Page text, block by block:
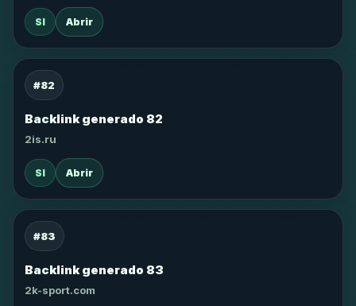
SI Abrir
#82
Backlink generado 82
2is.ru
SI Abrir
#83
Backlink generado 83
2k-sport.com